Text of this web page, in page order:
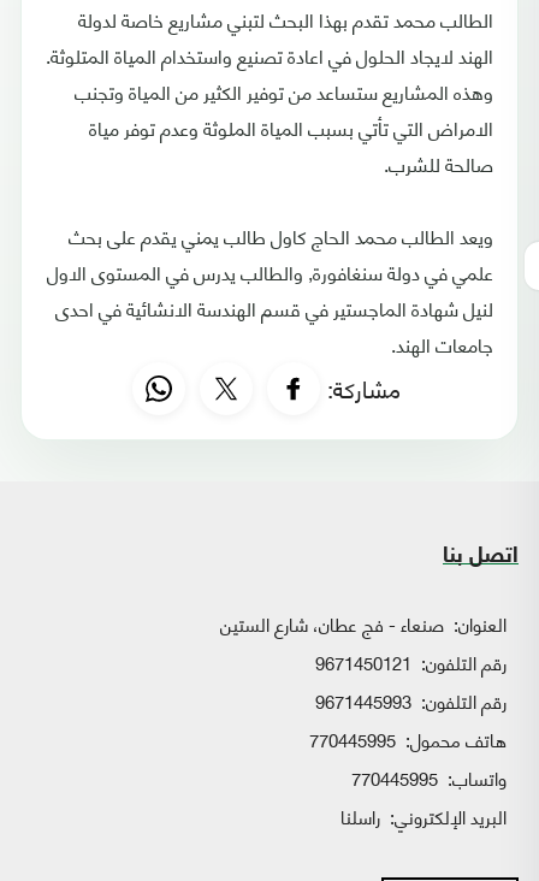
الطالب محمد تقدم بهذا البحث لتبني مشاريع خاصة لدولة
الهند لايجاد الحلول في اعادة تصنيع واستخدام المياة المتلوثة.
وهذه المشاريع ستساعد من توفير الكثير من المياة وتجنب
الامراض التي تأتي بسبب المياة الملوثة وعدم توفر مياة
صالحة للشرب.
ويعد الطالب محمد الحاج كاول طالب يمني يقدم على بحث
علمي في دولة سنغافورة, والطالب يدرس في المستوى الاول
لنيل شهادة الماجستير في قسم الهندسة الانشائية في احدى
جامعات الهند.
مشاركة:
اتصل بنا
العنوان: صنعاء - فج عطان، شارع الستين
رقم التلفون: 9671450121
رقم التلفون: 9671445993
هاتف محمول: 770445995
واتساب:
البريد الإلكتروني: راسلنا